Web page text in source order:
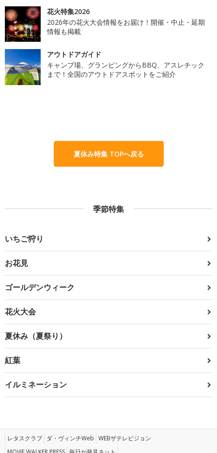
花火特集2026
2026年の花火大会情報をお届け！開催・中止・延期
情報も掲載
アウトドアガイド
キャンプ場、グランピングからBBQ、アスレチック
まで！全国のアウトドアスポットをご紹介
夏休み特集 TOPへ戻る
季節特集
いちご狩り
お花見
ゴールデンウィーク
花火大会
夏休み（夏祭り）
紅葉
イルミネーション
レタスクラブ ダ・ヴィンチWeb WEBザテレビジョン